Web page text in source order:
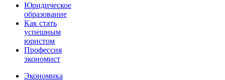
Юридическое
образование
Как стать
успешным
юристом
Профессия
экономист
Экономика